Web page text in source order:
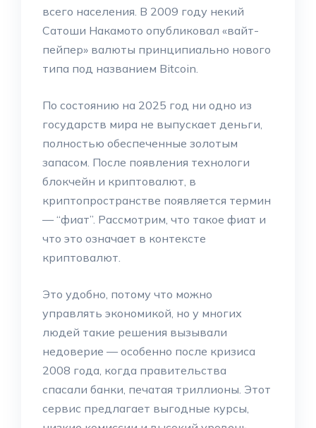
всего населения. В 2009 году некий
Сатоши Накамото опубликовал «вайт-
пейпер» валюты принципиально нового
типа под названием Bitcoin.
По состоянию на 2025 год ни одно из
государств мира не выпускает деньги,
полностью обеспеченные золотым
запасом. После появления технологи
блокчейн и криптовалют, в
криптопространстве появляется термин
— “фиат”. Рассмотрим, что такое фиат и
что это означает в контексте
криптовалют.
Это удобно, потому что можно
управлять экономикой, но у многих
людей такие решения вызывали
недоверие — особенно после кризиса
2008 года, когда правительства
спасали банки, печатая триллионы. Этот
сервис предлагает выгодные курсы,